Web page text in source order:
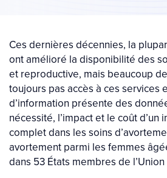
Ces dernières décennies, la
ont amélioré la disponibilité des
et reproductive, mais beaucoup
toujours pas accès à ces services
d’information présente des
nécessité, l’impact et le coût d’un
complet dans les soins
avortement parmi les femmes
dans 53 États membres de